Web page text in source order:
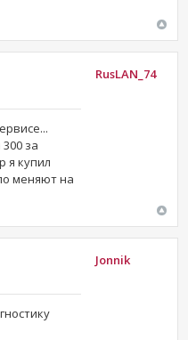
за
я купил
меняют на
RusLAN_74
Jonnik